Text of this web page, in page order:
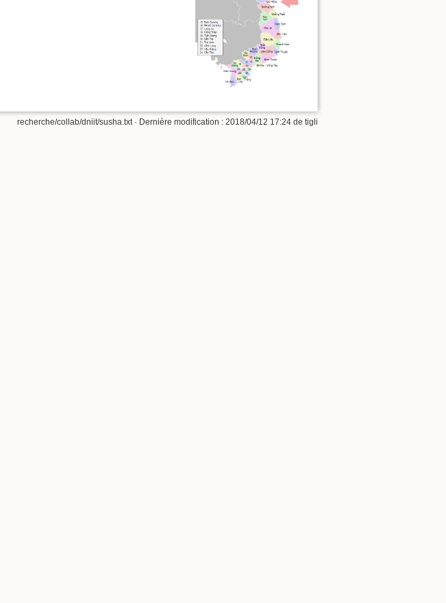
recherche/collab/dniit/susha.txt· Dernière modification : 2018/04/12 17:24 de tigli